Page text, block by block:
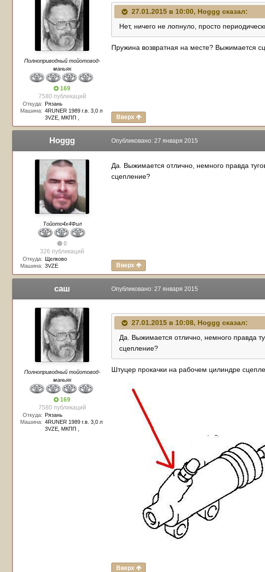
Полноприводный тойотовод-
маньяк
169
7580 публикаций
Откуда: Рязань
Машина: 4RUNER 1989 г.в. 3,0 л
3VZE, МКПП ,
27.01.2015 в 10:00, Hoggg сказал:
Нет, ничего не лопнуло, просто
Пружина возвратная на месте? Выжимается
Вверх
Hoggg
Тойото4х4Фил
0
326 публикаций
Откуда: Щелково
Машина: 3VZE
Опубликовано: 27 января 2015
Да. Выжимается отлично, немного правда
сцепление?
Вверх
саш
Полноприводный тойотовод-
маньяк
169
7580 публикаций
Откуда: Рязань
Машина: 4RUNER 1989 г.в. 3,0 л
3VZE, МКПП ,
Опубликовано: 27 января 2015
27.01.2015 в 10:08, Hoggg сказал:
Да. Выжимается отлично, немного правда
сцепление?
Штуцер прокачки на рабочем цилиндре
Вверх